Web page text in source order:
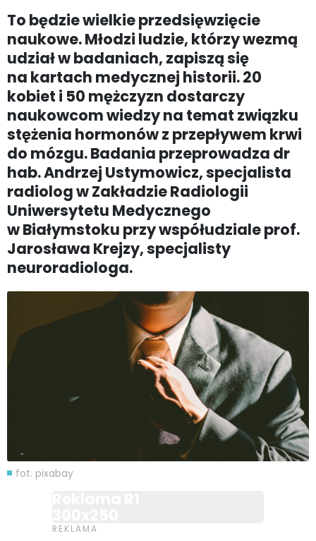
To będzie wielkie przedsięwzięcie
naukowe. Młodzi ludzie, którzy wezmą
udział w badaniach, zapiszą się
na kartach medycznej historii. 20
kobiet i 50 mężczyzn dostarczy
naukowcom wiedzy na temat związku
stężenia hormonów z przepływem krwi
do mózgu. Badania przeprowadza dr
hab. Andrzej Ustymowicz, specjalista
radiolog w Zakładzie Radiologii
Uniwersytetu Medycznego
w Białymstoku przy współudziale prof.
Jarosława Krejzy, specjalisty
neuroradiologa.
fot. pixabay